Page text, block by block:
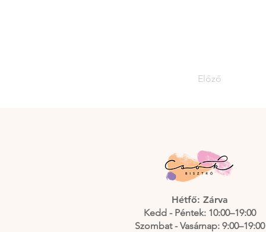
Előző
Hétfő: Zárva
Kedd - Péntek: 10:00–19:00
Szombat - Vasárnap: 9:00–19:00